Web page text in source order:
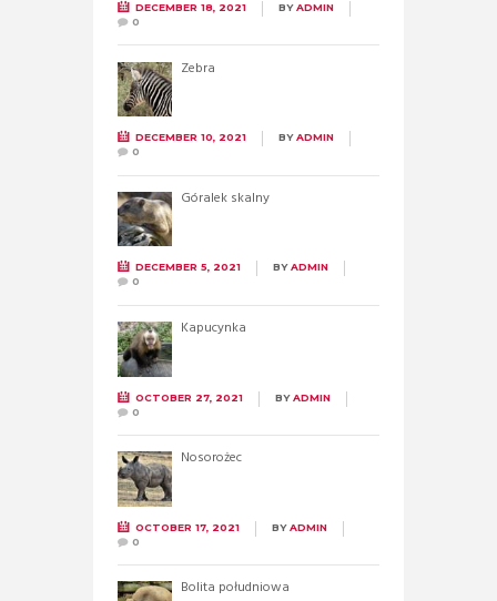
DECEMBER 18, 2021 BYADMIN
0
Zebra
DECEMBER 10, 2021 BYADMIN
0
Góralek skalny
DECEMBER 5, 2021 BYADMIN
0
Kapucynka
OCTOBER 27, 2021 BYADMIN
0
Nosorożec
OCTOBER 17, 2021 BYADMIN
0
Bolita południowa